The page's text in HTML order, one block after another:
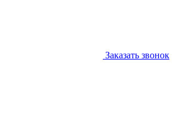
Заказать звонок